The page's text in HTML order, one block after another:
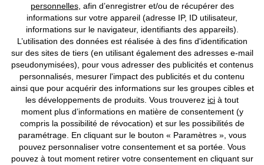
Nos Moyens de Paiement
Nos Collections
Notre Entreprise
Retrouvez bonprix sur
personnelles, afin d’enregistrer et/ou de récupérer des
informations sur votre appareil (adresse IP, ID utilisateur,
informations sur le navigateur, identifiants des appareils).
L’utilisation des données est réalisée à des fins d'identification
sur des sites de tiers (en utilisant également des adresses e-mail
pseudonymisées), pour vous adresser des publicités et contenus
personnalisés, mesurer l'impact des publicités et du contenu
ainsi que pour acquérir des informations sur les groupes cibles et
les développements de produits. Vous trouverez ici à tout
moment plus d’informations en matière de consentement (y
compris la possibilité de révocation) et sur les possibilités de
paramétrage. En cliquant sur le bouton « Paramètres », vous
pouvez personnaliser votre consentement et sa portée. Vous
pouvez à tout moment retirer votre consentement en cliquant sur